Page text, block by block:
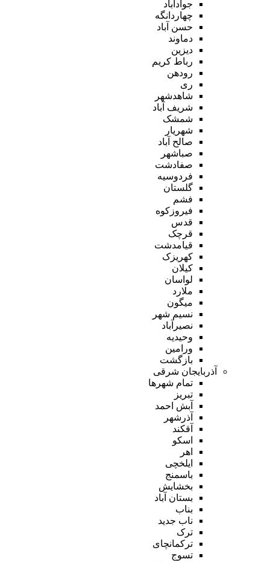
جوادآباد
چهاردانگه
حسن آباد
دماوند
دیزین
رباط کریم
رودهن
ری
شاهدشهر
شریف آباد
شمشک
شهریار
صالح آباد
صباشهر
صفادشت
فردوسیه
گلستان
فشم
فیروزکوه
قدس
قرچک
قیامدشت
کهریزک
کیلان
لواسان
ملارد
میگون
نسیم شهر
نصیرآباد
وحیدیه
ورامین
بازگشت
آذربایجان شرقی
تمام شهر‌ها
تبریز
آبش احمد
آذرشهر
آقکند
اسکو
اهر
ایلخچی
باسمنج
بخشایش
بستان آباد
بناب
ناب جدید
ترک
ترکمانچای
تسوج